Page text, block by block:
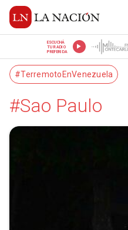
ESCUCHÁ
TU RADIO
PREFERIDA
#TerremotoEnVenezuela
#Sao Paulo